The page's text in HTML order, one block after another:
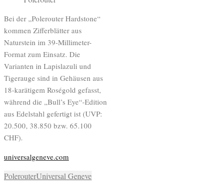
Bei der „Polerouter Hardstone“
kommen Zifferblätter aus
Naturstein im 39-Millimeter-
Format zum Einsatz. Die
Varianten in Lapislazuli und
Tigerauge sind in Gehäusen aus
18-karätigem Roségold gefasst,
während die „Bull’s Eye“-Edition
aus Edelstahl gefertigt ist (UVP:
20.500, 38.850 bzw. 65.100
CHF).
universalgeneve.com
PolerouterUniversal Geneve